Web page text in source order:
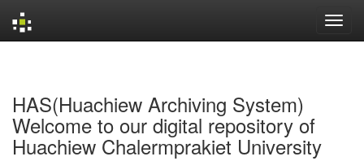
HAS(Huachiew Archiving System)
Welcome to our digital repository of
Huachiew Chalermprakiet University